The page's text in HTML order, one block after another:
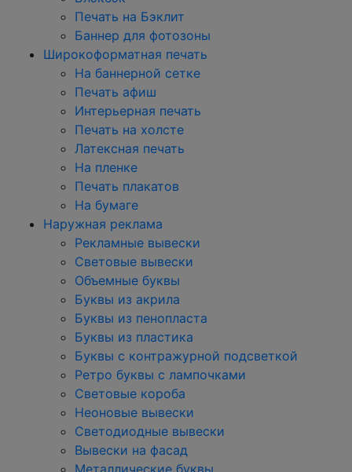
Печать на Бэклит
Баннер для фотозоны
Широкоформатная печать
На баннерной сетке
Печать афиш
Интерьерная печать
Печать на холсте
Латексная печать
На пленке
Печать плакатов
На бумаге
Наружная реклама
Рекламные вывески
Световые вывески
Объемные буквы
Буквы из акрила
Буквы из пенопласта
Буквы из пластика
Буквы с контражурной подсветкой
Ретро буквы с лампочками
Световые короба
Неоновые вывески
Светодиодные вывески
Вывески на фасад
Металлические буквы